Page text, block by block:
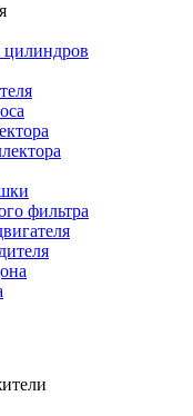
цилиндров
фильтра